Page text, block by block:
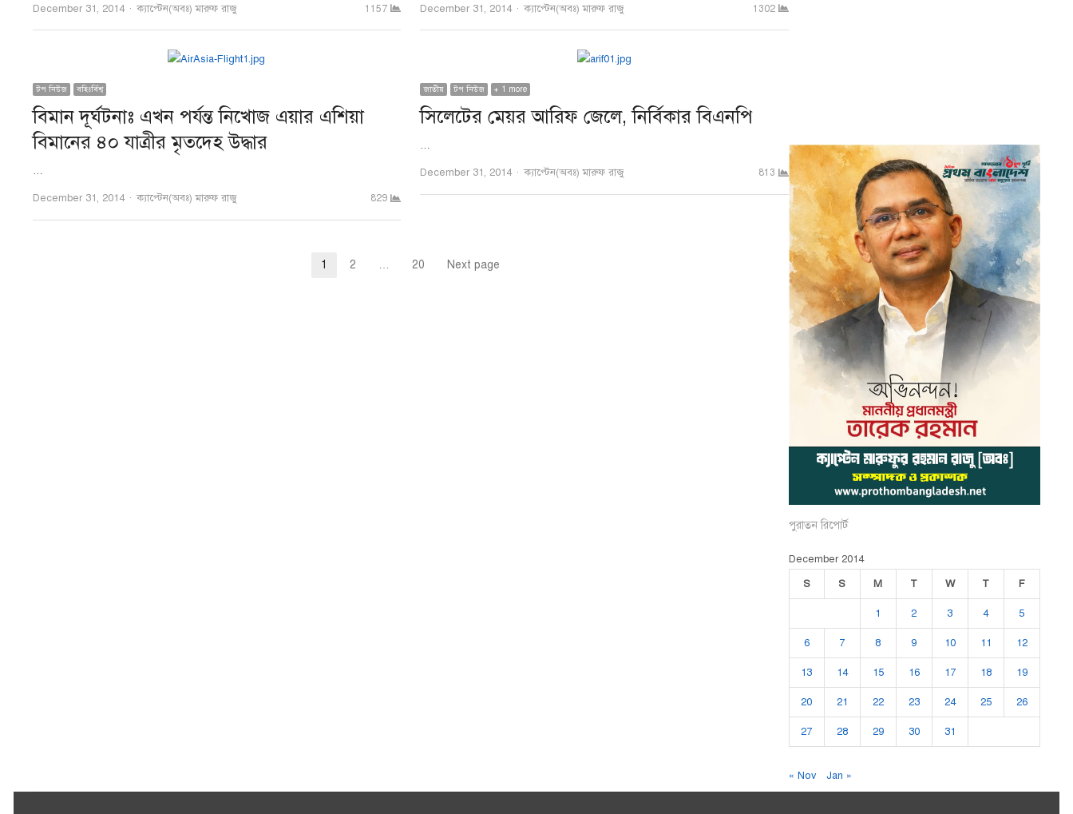
December 31, 2014 Author
ক্যাপ্টেন(অবঃ) মারুফ রাজু 1157 December 31, 2014 Author
ক্যাপ্টেন(অবঃ) মারুফ রাজু 1302
টপ নিউজ বহিঃর্বিশ্ব
বিমান দূর্ঘটনাঃ এখন পর্যন্ত নিখোজ এয়ার এশিয়া
বিমানের ৪০ যাত্রীর মৃতদেহ উদ্ধার
…
December 31, 2014 Author
ক্যাপ্টেন(অবঃ) মারুফ রাজু 829
জাতীয় টপ নিউজ + 1 more
সিলেটের মেয়র আরিফ জেলে, নির্বিকার বিএনপি
…
December 31, 2014 Author
ক্যাপ্টেন(অবঃ) মারুফ রাজু 813
Page
1 Page
2 … Page
20 Next page
পুরাতন রিপোর্ট
December 2014
S
S M T W T F
1 2 3 4 5
6 7 8 9 10 11 12
13 14 15 16 17 18 19
20 21 22 23 24 25 26
27 28 29 30 31
« Nov Jan »